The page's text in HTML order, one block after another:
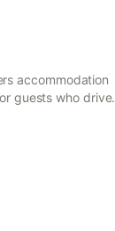
accommodation
guests who drive.
convenience of